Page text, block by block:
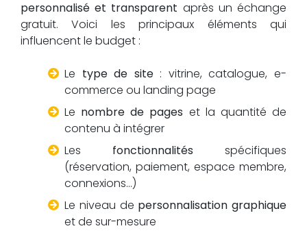
personnalisé et transparent après un échange
gratuit. Voici les principaux éléments qui
influencent le budget :
Le type de site: vitrine, catalogue, e-
commerce ou landing page
Le nombre de pages et la quantité de
contenu à intégrer
Les fonctionnalités spécifiques
(réservation, paiement, espace membre,
connexions...)
Le niveau de personnalisation graphique
et de sur-mesure